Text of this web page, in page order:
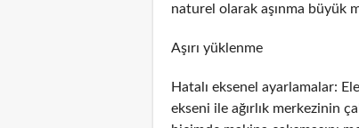
naturel olarak aşınma büyük
Aşırı yüklenme
Hatalı eksenel ayarlamalar:
ekseni ile ağırlık merkezinin